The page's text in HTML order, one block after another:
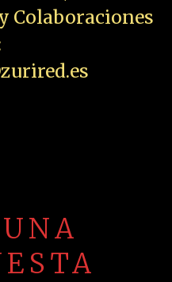
Colaboraciones